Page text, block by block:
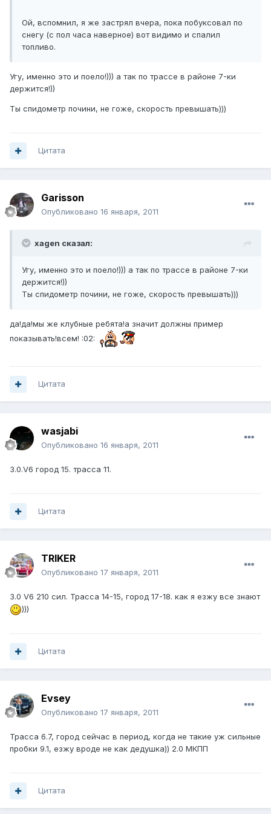
Ой, вспомнил, я же застрял вчера, пока побуксовал по
снегу (с пол часа наверное) вот видимо и спалил
топливо.
Угу, именно это и поело!))) а так по трассе в районе 7-ки
держится!))
Ты спидометр почини, не гоже, скорость превышать)))
Цитата
Garisson
Опубликовано 16 января, 2011
xagen сказал:
Угу, именно это и поело!))) а так по трассе в районе 7-ки
держится!))
Ты спидометр почини, не гоже, скорость превышать)))
да!да!мы же клубные ребята!а значит должны пример
показывать!всем! :02:
Цитата
wasjabi
Опубликовано 16 января, 2011
3.0.V6 город 15. трасса 11.
Цитата
TRIKER
Опубликовано 17 января, 2011
3.0 V6 210 сил. Трасса 14-15, город 17-18. как я езжу все знают
)))
Цитата
Evsey
Опубликовано 17 января, 2011
Трасса 6.7, город сейчас в период, когда не такие уж сильные
пробки 9.1, езжу вроде не как дедушка)) 2.0 МКПП
Цитата